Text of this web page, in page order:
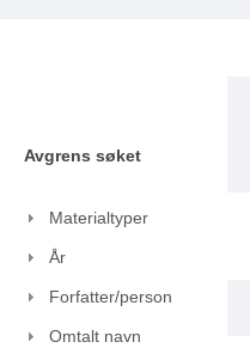
Avgrens søket
Materialtyper
År
Forfatter/person
Omtalt navn